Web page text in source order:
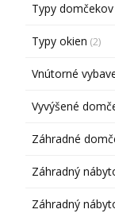
Typy domčekov
Typy okien (2)
Vnútorné
Vyvýšené
Záhradné
Záhradný
Záhradný